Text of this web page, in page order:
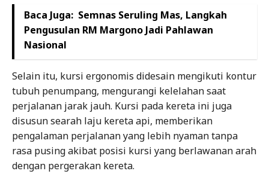
Baca Juga: Semnas Seruling Mas, Langkah
Pengusulan RM Margono Jadi Pahlawan
Nasional
Selain itu, kursi ergonomis didesain mengikuti kontur
tubuh penumpang, mengurangi kelelahan saat
perjalanan jarak jauh. Kursi pada kereta ini juga
disusun searah laju kereta api, memberikan
pengalaman perjalanan yang lebih nyaman tanpa
rasa pusing akibat posisi kursi yang berlawanan arah
dengan pergerakan kereta.